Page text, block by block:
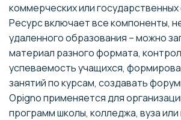
коммерческих или государственных
Ресурс включает все компоненты,
удаленного образования – можно
материал разного формата,
успеваемость учащихся,
занятий по курсам, создавать
Opigno применяется для
программ школы, колледжа, вуза